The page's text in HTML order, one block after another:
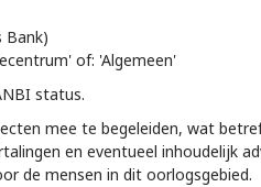
Bank)
of: 'Algemeen'
status.
mee te begeleiden, wat
en eventueel inhoudelijk
de mensen in dit oorlogsgebied.